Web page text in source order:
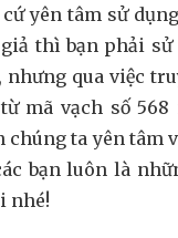
yên tâm sử
thì bạn phải
nhưng qua việc
mã vạch số
chúng ta yên tâm
bạn luôn là
nhé!